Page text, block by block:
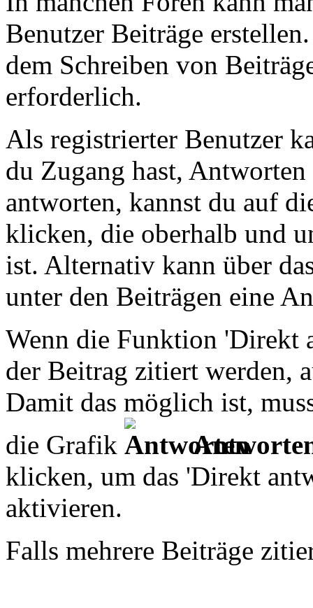
Benutzer Beiträge
dem Schreiben von
erforderlich.
Als registrierter Benutzer
du Zugang hast,
antworten, kannst du auf
klicken, die oberhalb und
ist. Alternativ kann über
unter den Beiträgen eine
Wenn die Funktion 'Direkt
der Beitrag zitiert werden,
Damit das möglich ist,
die Grafik
klicken, um das 'Direkt
aktivieren.
Falls mehrere Beiträge